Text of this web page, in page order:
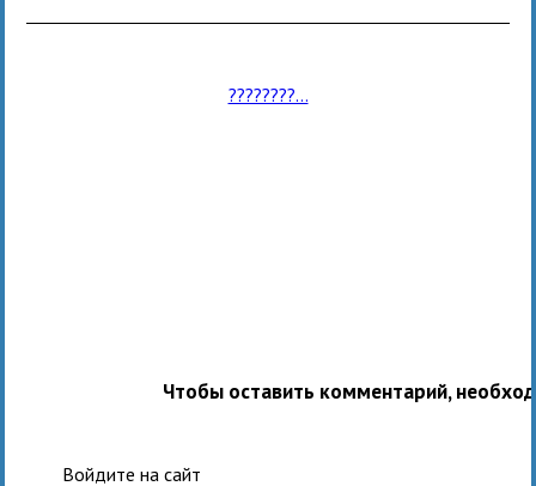
????????...
Чтобы оставить комментарий,
Войдите на сайт